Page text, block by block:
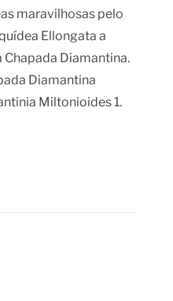
maravilhosas pelo
Ellongata a
Diamantina.
Diamantina
Miltonioides 1.